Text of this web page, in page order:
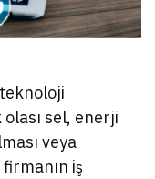
sel, enerji
veya
iş